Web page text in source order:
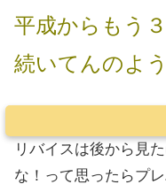
平成からもう
続いてんのよ
リバイスは後から見
な！って思ったらプ